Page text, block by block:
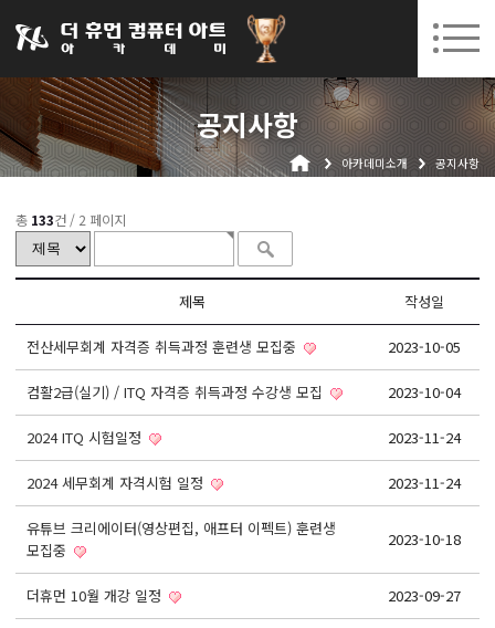
031-252-7277 수원캠퍼스 개강 08. 12.(수)
회원가입 고객센터
공지사항
아카데미소개 공지사항
총 133건 / 2 페이지
제목 작성일
전산세무회계 자격증 취득과정 훈련생 모집중 2023-10-05
컴활2급(실기) / ITQ 자격증 취득과정 수강생 모집 2023-10-04
2024 ITQ 시험일정 2023-11-24
2024 세무회계 자격시험 일정 2023-11-24
유튜브 크리에이터(영상편집, 애프터 이펙트) 훈련생
모집중
2023-10-18
더휴먼 10월 개강 일정 2023-09-27
아카데미소개
인사말
시설안내
오시는길
공지사항
국비지원 무료교육
생성형AI
실업자
BIM 건축설계 및 실내건축설계(캐드(CAD),맥스(MAX),레빗(REVIT))실무자 양성과정
React, Veu 프레임워크 기반 프론트엔드 개발 양성 지원
반응형/웹퍼블리셔/프론트엔드 웹개발자(웹디자인)
자바(Java)기반 JSP/스프링 웹개발자(정보처리산업기사)(과정평가형)